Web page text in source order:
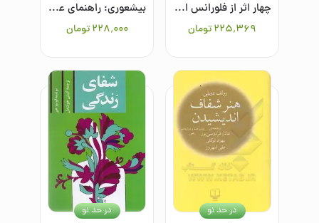
چهار اثر از فلورانس اسکاول شین
۲۲۵٬۳۶۹تومان
بیشعوری: راهنمای عملی شناخت و درمان خطرناک‌ترین بیماری تاریخ بشریت
۲۲۸٬۰۰۰ تومان
در حد نو در حد نو